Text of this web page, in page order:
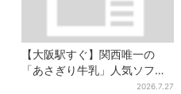
【大阪駅すぐ】関西唯一の
「あさぎり牛乳」人気ソフト
クリームが進化…ここだけの
2026.7.27